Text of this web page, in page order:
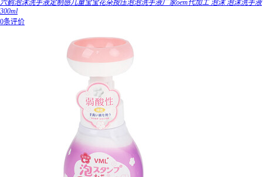
六鹤泡沫洗手液定制感儿童宝宝花朵按压泡泡洗手液厂家oem代加工 泡沫 泡沫洗手液
300ml
0条评价